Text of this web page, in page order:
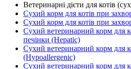
Ветеринарні дієти для котів
Сухий корм для котів при
Сухий корм для котів при
Сухий ветеринарний корм для
печінки (Hepatic)
Сухий ветеринарний корм для
(Hypoallergenic)
Сухий ветеринарний корм для